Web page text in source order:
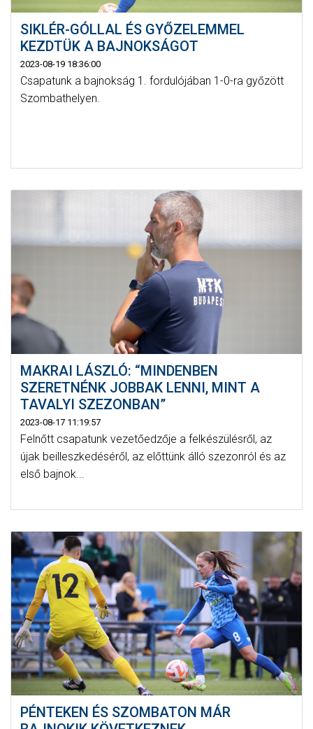
SIKLÉR-GÓLLAL ÉS GYŐZELEMMEL
KEZDTÜK A BAJNOKSÁGOT
2023-08-19 18:36:00
Csapatunk a bajnokság 1. fordulójában 1-0-ra győzött
Szombathelyen.
MAKRAI LÁSZLÓ: “MINDENBEN
SZERETNÉNK JOBBAK LENNI, MINT A
TAVALYI SZEZONBAN”
2023-08-17 11:19:57
Felnőtt csapatunk vezetőedzője a felkészülésről, az
újak beilleszkedéséről, az előttünk álló szezonról és az
első bajnok...
PÉNTEKEN ÉS SZOMBATON MÁR